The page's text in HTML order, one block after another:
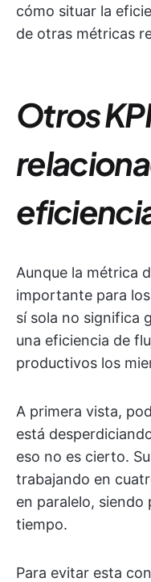
cómo situar la
de otras métricas
Otros KPI
Aunque la métrica
importante para
sí sola no significa
una eficiencia de
productivos los
A primera vista,
está
eso no es cierto.
trabajando en
en paralelo, siendo
tiempo.
Para evitar esta